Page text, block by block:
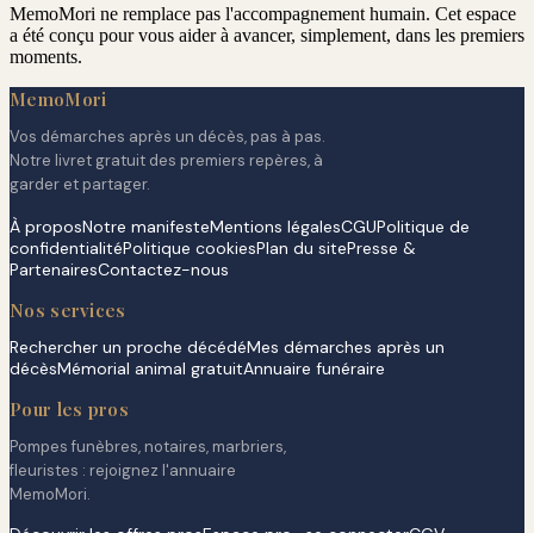
MemoMori ne remplace pas l'accompagnement humain. Cet espace
a été conçu pour vous aider à avancer, simplement, dans les premiers
moments.
MemoMori
Vos démarches après un décès, pas à pas.
Notre livret gratuit des premiers repères, à
garder et partager.
À proposNotre manifesteMentions légalesCGUPolitique de
confidentialitéPolitique cookiesPlan du sitePresse &
PartenairesContactez-nous
Nos services
Rechercher un proche décédéMes démarches après un
décèsMémorial animal gratuitAnnuaire funéraire
Pour les pros
Pompes funèbres, notaires, marbriers,
fleuristes : rejoignez l'annuaire
MemoMori.